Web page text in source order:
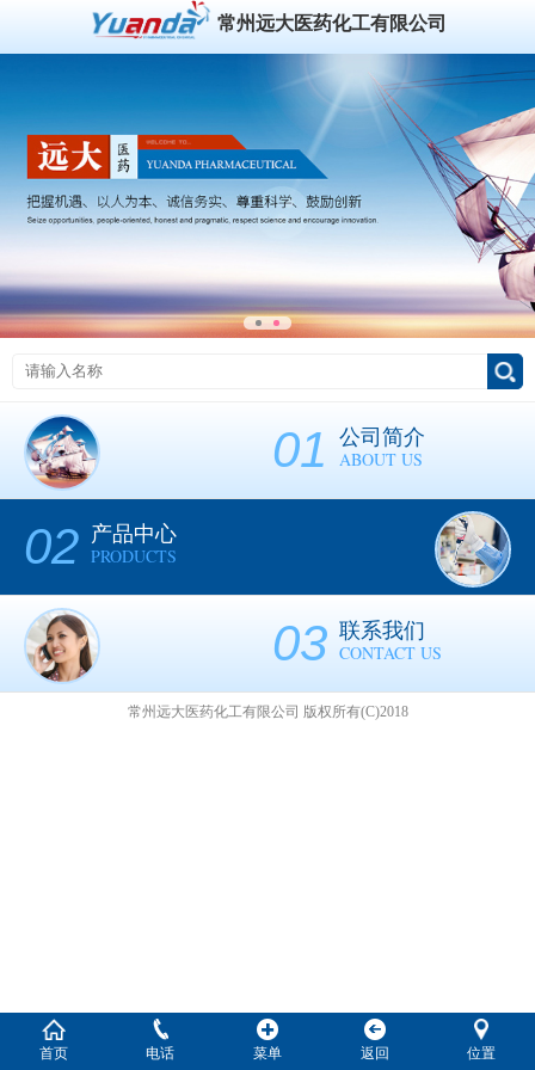
常州远大医药化工有限公司
01 公司简介
ABOUT US
02 产品中心
PRODUCTS
03 联系我们
CONTACT US
常州远大医药化工有限公司 版权所有(C)2018
首页 电话 菜单 返回 位置